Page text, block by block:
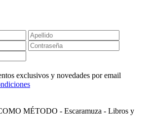
exclusivos y novedades por email